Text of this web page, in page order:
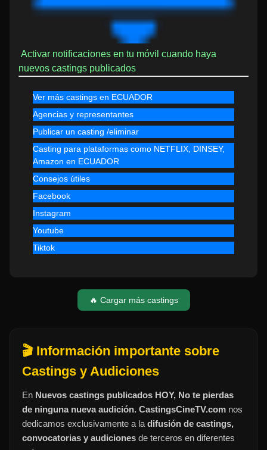
Activar notificaciones en tu móvil cuando haya
nuevos castings publicados
Ver más castings en ECUADOR
Agencias y representantes
Publicar un casting /eliminar
Casting para plataformas como NETFLIX, DINSEY,
Amazon en ECUADOR
Consejos útiles
Facebook
Instagram
Youtube
Tiktok
🔥 Cargar más castings
🎬 Información importante sobre
Castings y Audiciones
En Nuevos castings publicados HOY, No te pierdas
de ninguna nueva audición. CastingsCineTV.com nos
dedicamos exclusivamente a la difusión de castings,
convocatorias y audiciones de terceros en diferentes